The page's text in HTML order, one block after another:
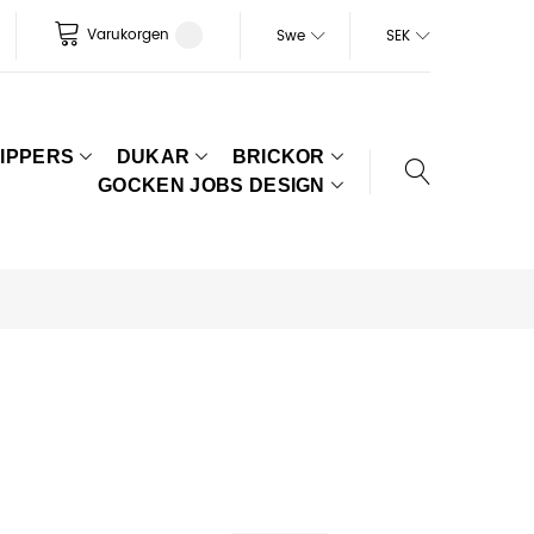
Swe SEK
Varukorgen
DUKAR
BRICKOR
GOCKEN JOBS DESIGN